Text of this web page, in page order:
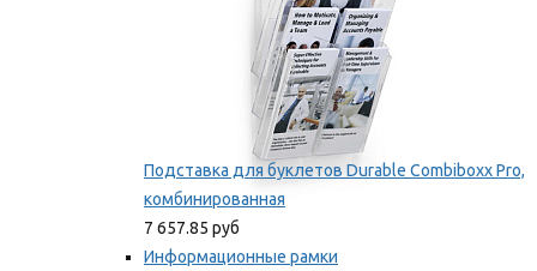
Подставка для буклетов Durable Combiboxx Pro,
комбинированная
7 657.85 руб
Информационные рамки